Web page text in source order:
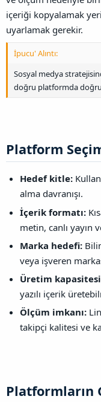
içeriği kopyalamak
uyarlamak gerekir.
İpucu' Alıntı:
Sosyal medya
doğru platformda
Platform
Hedef kitle:
alma davranışı.
İçerik formatı:
metin, canlı yayın
Marka hedefi:
veya işveren
Üretim
yazılı içerik
Ölçüm imkanı:
takipçi kalitesi ve
Platformların